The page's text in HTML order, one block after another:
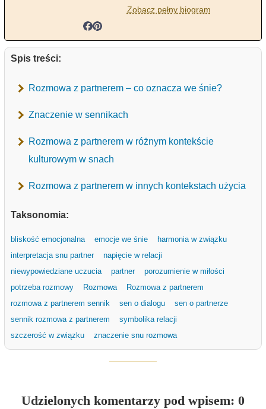
Zobacz pełny biogram
Spis treści:
Rozmowa z partnerem – co oznacza we śnie?
Znaczenie w sennikach
Rozmowa z partnerem w różnym kontekście
kulturowym w snach
Rozmowa z partnerem w innych kontekstach użycia
Taksonomia:
bliskość emocjonalna emocje we śnie
harmonia w związku
interpretacja snu partner
napięcie w relacji
niewypowiedziane uczucia
partner
porozumienie w miłości
potrzeba rozmowy
Rozmowa
Rozmowa z partnerem
rozmowa z partnerem sennik
sen o dialogu
sen o partnerze
sennik rozmowa z partnerem
symbolika relacji
szczerość w związku
znaczenie snu rozmowa
Udzielonych komentarzy pod wpisem: 0